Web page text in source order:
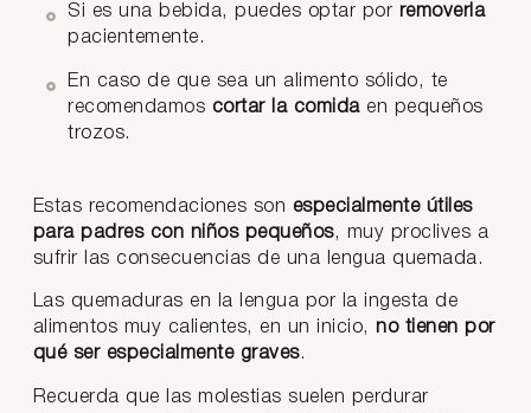
Si es una bebida, puedes optar por removerla
pacientemente.
En caso de que sea un alimento sólido, te
recomendamos cortar la comidaen pequeños
trozos.
Estas recomendaciones son especialmente útiles
para padres con niños pequeños, muy proclives a
sufrir las consecuencias de una lengua quemada.
Las quemaduras en la lengua por la ingesta de
alimentos muy calientes, en un inicio, no tienen por
qué ser especialmente graves.
Recuerda que las molestias suelen perdurar